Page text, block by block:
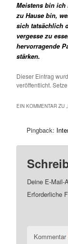
Meistens bin
zu Hause bin,
sich tatsächlich
vergesse zu
hervorragende
stärken.
Dieser Eintrag
veröffentlicht.
EIN KOMMENTAR ZU „
Pingback:
Deine E-Mail-
Erforderliche
Kommentar